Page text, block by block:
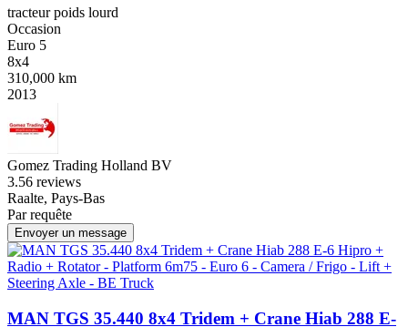
tracteur poids lourd
Occasion
Euro 5
8x4
310,000 km
2013
Gomez Trading Holland BV
3.56 reviews
Raalte, Pays-Bas
Par requête
Envoyer un message
MAN TGS 35.440 8x4 Tridem + Crane Hiab 288 E-